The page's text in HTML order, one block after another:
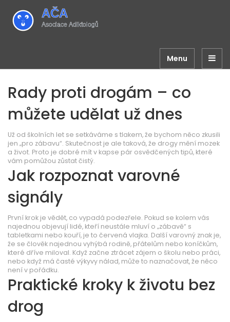
Menu
Rady proti drogám – co
můžete udělat už dnes
Už od školních let se setkáváme s tlakem, že bychom něco zkusili
jen „pro zábavu“. Skutečnost je ale taková, že drogy mění mozek
a život. Proto je dobré mít v kapse pár osvědčených tipů, které
vám pomůžou zůstat čistý.
Jak rozpoznat varovné
signály
První krok je vědět, co vypadá podezřele. Pokud se kolem vás
najednou objevují lidé, kteří neustále mluví o „zábavě“ s
tabletkami nebo kouří, je to červená vlajka. Další varovný znak je,
že se člověk najednou vyhýbá rodině, přátelům nebo koníčkům,
které dříve miloval. Když začne ztrácet zájem o školu nebo práci,
nebo když má časté výkyvy nálad, může to naznačovat, že něco
není v pořádku.
Praktické kroky k životu bez
drog